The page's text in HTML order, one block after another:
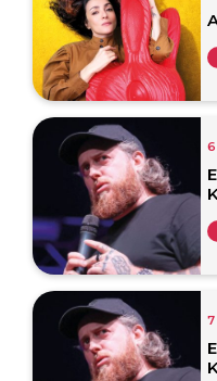
6
7